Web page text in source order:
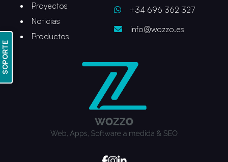
+34 696 362 327
info@wozzo.es
Proyectos
Noticias
Productos
SOPORTE